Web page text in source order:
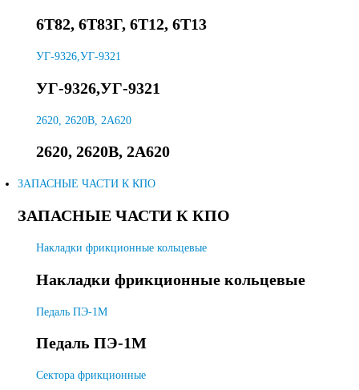
6T82, 6Т83Г, 6Т12, 6Т13
УГ-9326,УГ-9321
УГ-9326,УГ-9321
2620, 2620В, 2А620
2620, 2620В, 2А620
ЗАПАСНЫЕ ЧАСТИ К КПО
ЗАПАСНЫЕ ЧАСТИ К КПО
Накладки фрикционные кольцевые
Накладки фрикционные кольцевые
Педаль ПЭ-1М
Педаль ПЭ-1М
Сектора фрикционные